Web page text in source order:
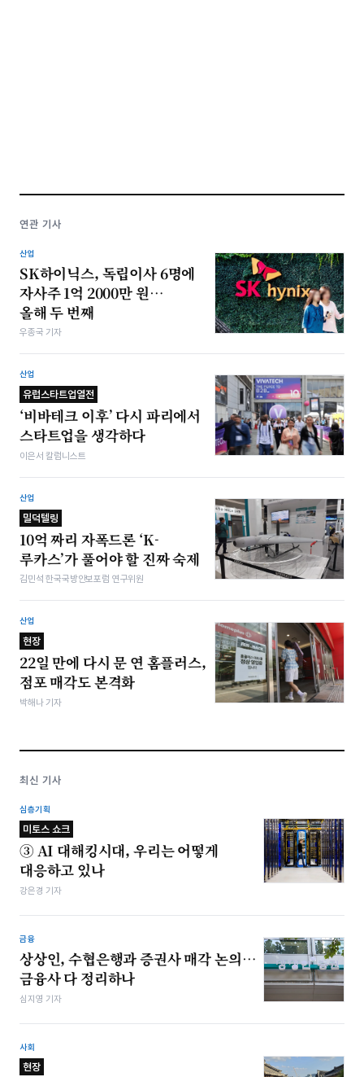
연관 기사
산업
SK하이닉스, 독립이사 6명에
자사주 1억 2000만 원…
올해 두 번째
우종국 기자
산업
유럽스타트업열전
‘비바테크 이후’ 다시 파리에서
스타트업을 생각하다
이은서 칼럼니스트
산업
밀덕텔링
10억 짜리 자폭드론 ‘K-
루카스’가 풀어야 할 진짜 숙제
김민석 한국국방안보포럼 연구위원
산업
현장
22일 만에 다시 문 연 홈플러스,
점포 매각도 본격화
박해나 기자
최신 기사
심층기획
미토스 쇼크
③ AI 대해킹시대, 우리는 어떻게
대응하고 있나
강은경 기자
금융
상상인, 수협은행과 증권사 매각 논의…
금융사 다 정리하나
심지영 기자
사회
현장